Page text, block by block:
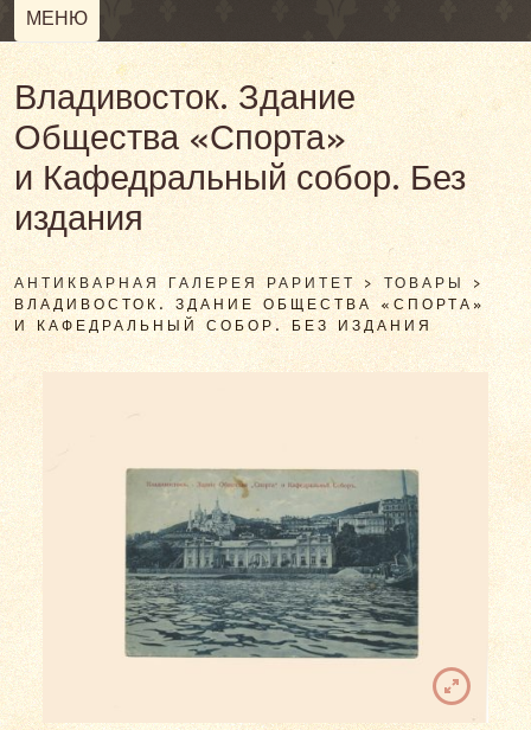
МЕНЮ
Владивосток. Здание
Общества «Спорта»
и Кафедральный собор. Без
издания
АНТИКВАРНАЯ ГАЛЕРЕЯ РАРИТЕТ >ТОВАРЫ>
ВЛАДИВОСТОК. ЗДАНИЕ ОБЩЕСТВА «СПОРТА»
И КАФЕДРАЛЬНЫЙ СОБОР. БЕЗ ИЗДАНИЯ